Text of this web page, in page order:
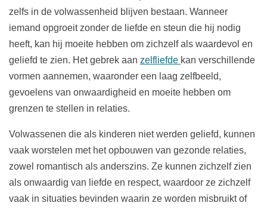
zelfs in de volwassenheid blijven bestaan. Wanneer
iemand opgroeit zonder de liefde en steun die hij nodig
heeft, kan hij moeite hebben om zichzelf als waardevol en
geliefd te zien. Het gebrek aan zelfliefde kan verschillende
vormen aannemen, waaronder een laag zelfbeeld,
gevoelens van onwaardigheid en moeite hebben om
grenzen te stellen in relaties.
Volwassenen die als kinderen niet werden geliefd, kunnen
vaak worstelen met het opbouwen van gezonde relaties,
zowel romantisch als anderszins. Ze kunnen zichzelf zien
als onwaardig van liefde en respect, waardoor ze zichzelf
vaak in situaties bevinden waarin ze worden misbruikt of